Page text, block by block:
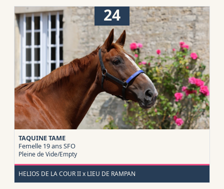
24
TAQUINE TAME
Femelle 19 ansSFO
Pleine de Vide/Empty
HELIOS DE LA COUR II x LIEU DE RAMPAN